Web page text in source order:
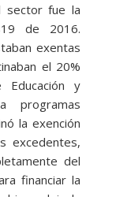
sector fue la
de 2016.
exentas
el 20%
y
programas
la exención
excedentes,
del
financiar la